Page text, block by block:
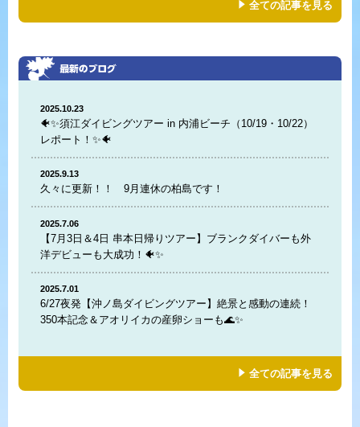
全ての記事を見る
2025.10.23
🐠✨須江ダイビングツアー in 内浦ビーチ（10/19・10/22）
レポート！✨🐠
2025.9.13
久々に更新！！ 9月連休の柏島です！
2025.7.06
【7月3日＆4日 串本日帰りツアー】ブランクダイバーも外
洋デビューも大成功！🐠✨
2025.7.01
6/27夜発【沖ノ島ダイビングツアー】絶景と感動の連続！
350本記念＆アオリイカの産卵ショーも🌊✨
全ての記事を見る